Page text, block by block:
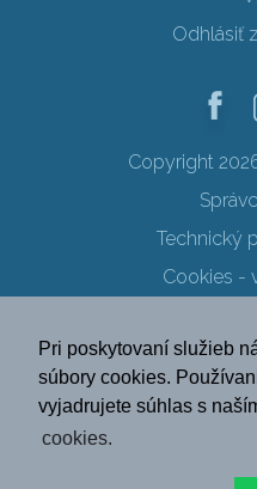
Pri poskytovaní služieb
súbory cookies.
vyjadrujete súhlas s
cookies.
Odhlásiť
Copyright
Technický
Cookies -
Ochrana
SK EN